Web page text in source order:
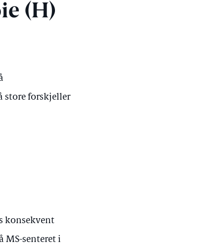
(H)
store forskjeller
konsekvent
MS-senteret i